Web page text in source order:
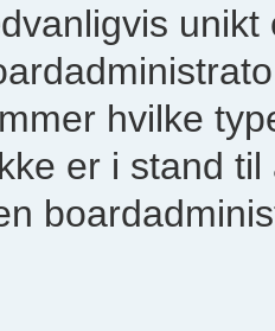
unikt
hvilke
er i stand